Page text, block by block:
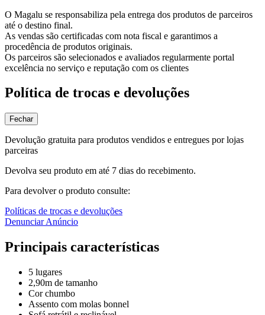
O Magalu se responsabiliza pela entrega dos produtos de parceiros
até o destino final.
As vendas são certificadas com nota fiscal e garantimos a
procedência de produtos originais.
Os parceiros são selecionados e avaliados regularmente portal
excelência no serviço e reputação com os clientes
Política de trocas e devoluções
Fechar
Devolução gratuita para produtos vendidos e entregues por lojas
parceiras
Devolva seu produto em até 7 dias do recebimento.
Para devolver o produto consulte:
Políticas de trocas e devoluções
Denunciar Anúncio
Principais características
5 lugares
2,90m de tamanho
Cor chumbo
Assento com molas bonnel